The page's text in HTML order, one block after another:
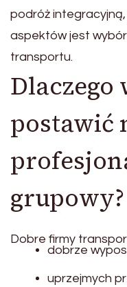
podróż
aspektów jest
transportu.
Dlaczego
postawić
grupowy?
Dobre firmy
dobrze
uprzejmych